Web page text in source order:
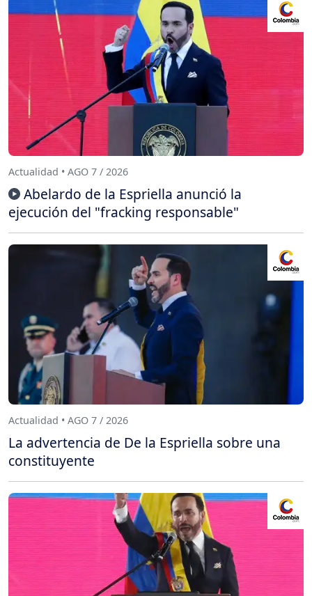
Actualidad • AGO 7 / 2026
Abelardo de la Espriella anunció la
ejecución del "fracking responsable"
Actualidad • AGO 7 / 2026
La advertencia de De la Espriella sobre una
constituyente